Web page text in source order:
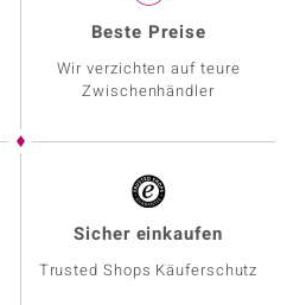
Beste Preise
Wir verzichten auf teure
Zwischenhändler
Sicher einkaufen
Trusted Shops Käuferschutz